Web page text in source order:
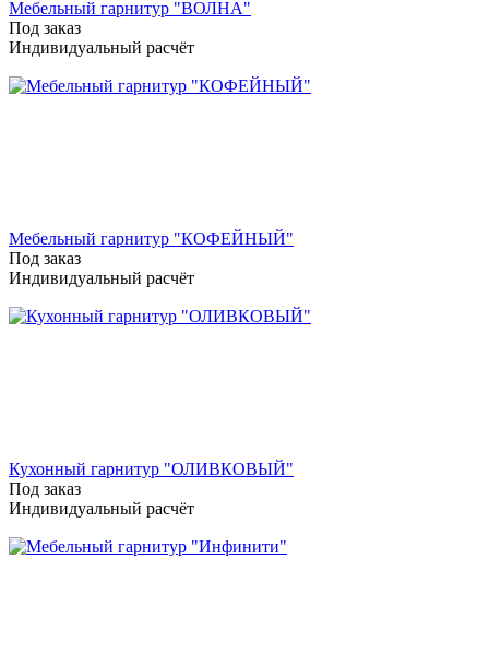
Мебельный гарнитур "ВОЛНА"
Под заказ
Индивидуальный расчёт
Мебельный гарнитур "КОФЕЙНЫЙ"
Под заказ
Индивидуальный расчёт
Кухонный гарнитур "ОЛИВКОВЫЙ"
Под заказ
Индивидуальный расчёт